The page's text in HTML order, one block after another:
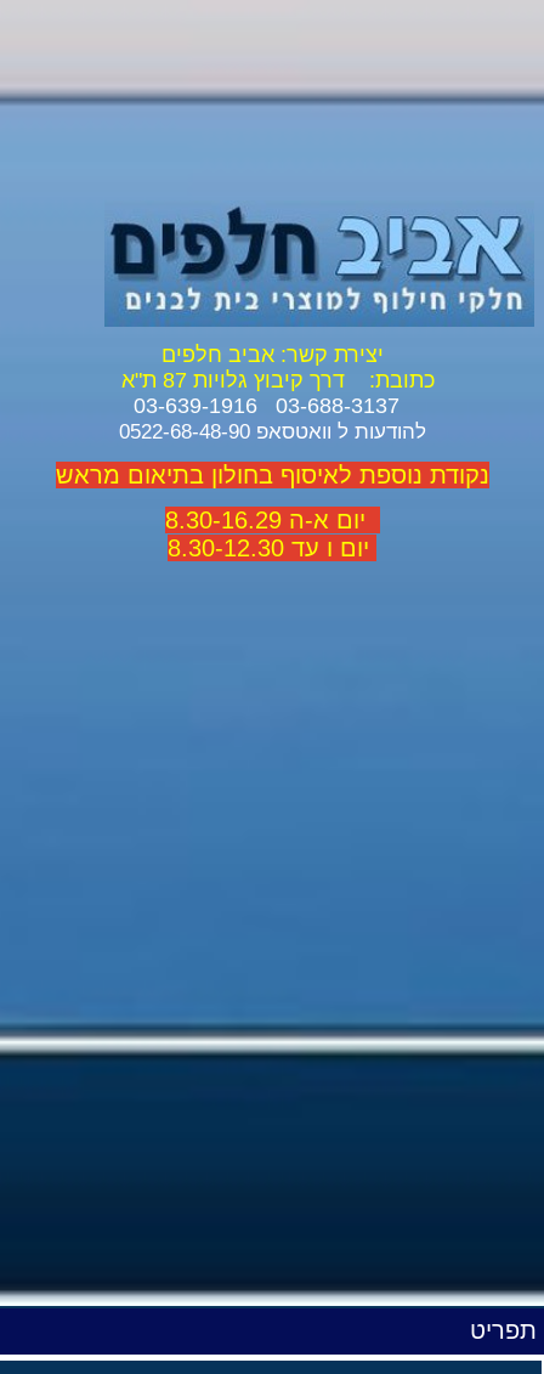
יצירת קשר: אביב חלפים
כתובת:
דרך קיבוץ גלויות 87 ת"א
להודעות ל וואטסאפ 0522-68-48-90
נקודת נוספת לאיסוף בחולון בתיאום מראש
יום א-ה 8.30-16.29
יום ו עד 8.30-12.30
תפריט